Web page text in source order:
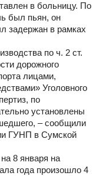
в больницу. По
был пьян, он
задержан в рамках
по ч. 2 ст.
дорожного
лицами,
Уголовного
по
установлены
– сообщили
ГУНП в Сумской
8 января на
года произошло 4